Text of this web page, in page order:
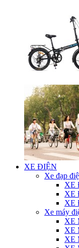
XE ĐIỆN
Xe đạp
XE
XE
XE
Xe máy
XE
XE
XE